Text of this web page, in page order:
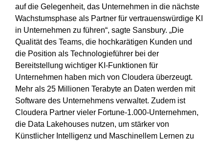
auf die Gelegenheit, das Unternehmen in die nächste
Wachstumsphase als Partner für vertrauenswürdige KI
in Unternehmen zu führen“, sagte Sansbury. „Die
Qualität des Teams, die hochkarätigen Kunden und
die Position als Technologieführer bei der
Bereitstellung wichtiger KI-Funktionen für
Unternehmen haben mich von Cloudera überzeugt.
Mehr als 25 Millionen Terabyte an Daten werden mit
Software des Unternehmens verwaltet. Zudem ist
Cloudera Partner vieler Fortune-1.000-Unternehmen,
die Data Lakehouses nutzen, um stärker von
Künstlicher Intelligenz und Maschinellem Lernen zu